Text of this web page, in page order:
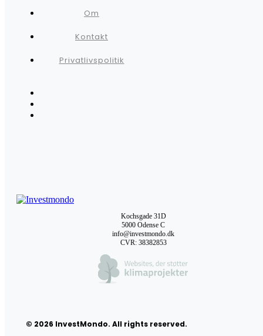
Om
Kontakt
Privatlivspolitik
Kochsgade 31D
5000 Odense C
info@investmondo.dk
CVR: 38382853
© 2026 InvestMondo. All rights reserved.